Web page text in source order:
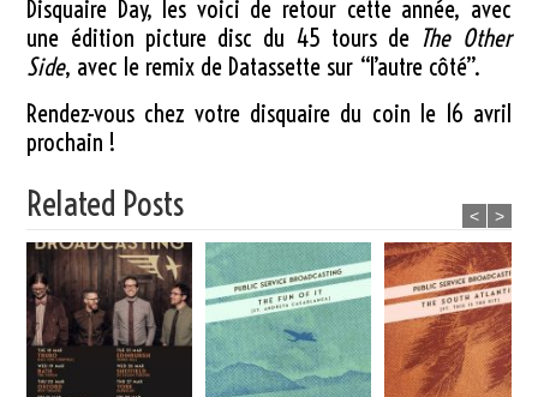
Disquaire Day, les voici de retour cette année, avec
une édition picture disc du 45 tours de The Other
Side, avec le remix de Datassette sur “l’autre côté”.
Rendez-vous chez votre disquaire du coin le 16 avril
prochain !
Related Posts < >